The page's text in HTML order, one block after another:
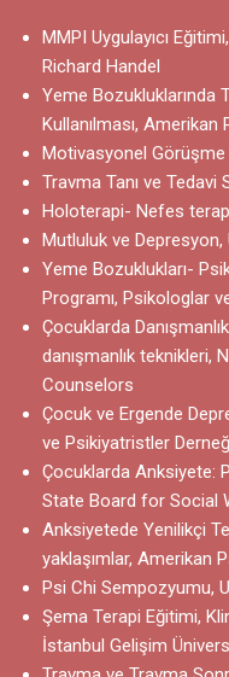
MMPI Uygulayıcı
Richard Handel
Yeme Bozukluklarında
Kullanılması, Amerikan
Motivasyonel Görüşme
Travma Tanı ve
Holoterapi- Nefes
Mutluluk ve
Yeme Bozuklukları-
Programı, Psikologlar
Çocuklarda
danışmanlık
Counselors
Çocuk ve Ergende
ve Psikiyatristler
Çocuklarda Anksiyete:
State Board for Social
Anksiyetede Yenilikçi
yaklaşımlar, Amerikan
Psi Chi Sempozyumu,
Şema Terapi Eğitimi,
İstanbul Gelişim